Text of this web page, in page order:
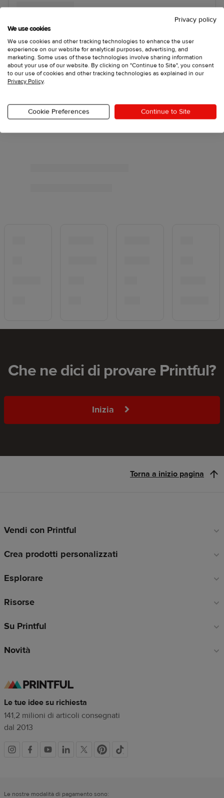
Che ne dici di provare Printful?
Inizia
Torna a inizio pagina
Link
piè
pagina
Vendi con Printful
Crea prodotti personalizzati
Esplorare
Risorse
Su Printful
Novità
Le tue idee su richiesta
141,2 milioni di articoli consegnati
dal 2013
Link
Le nostre modalità di pagamento sono:
Privacy policy
We use cookies
We use cookies and other tracking technologies to enhance the user
experience on our website for analytical purposes, advertising, and
marketing. Some uses of these technologies involve sharing information
about your use of our website. By clicking on "Continue to Site", you consent
to our use of cookies and other tracking technologies as explained in our
Privacy Policy.
Cookie Preferences Continue to Site